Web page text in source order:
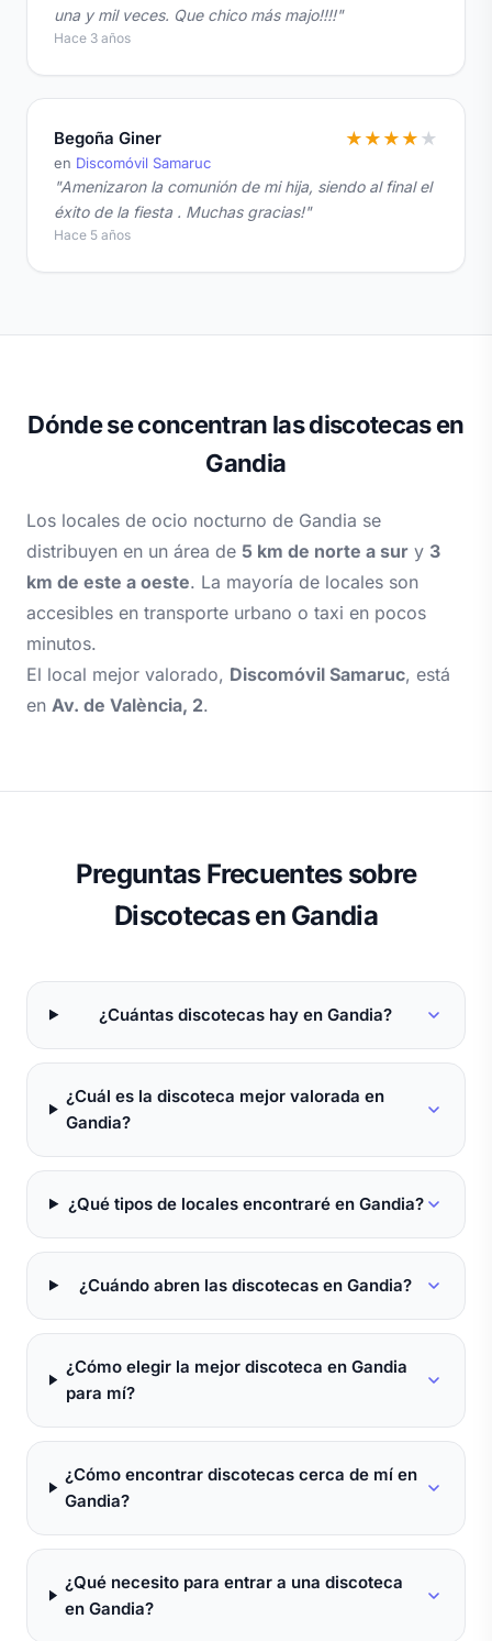
una y mil veces. Que chico más majo!!!!"
Hace 3 años
Begoña Giner
en Discomóvil Samaruc
★ ★ ★ ★ ★
"Amenizaron la comunión de mi hija, siendo al final el
éxito de la fiesta . Muchas gracias!"
Hace 5 años
Dónde se concentran las discotecas en
Gandia
Los locales de ocio nocturno de Gandia se
distribuyen en un área de 5 km de norte a sur y 3
km de este a oeste. La mayoría de locales son
accesibles en transporte urbano o taxi en pocos
minutos.
El local mejor valorado, Discomóvil Samaruc, está
en Av. de València, 2.
Preguntas Frecuentes sobre
Discotecas en Gandia
¿Cuántas discotecas hay en Gandia?
¿Cuál es la discoteca mejor valorada en
Gandia?
¿Qué tipos de locales encontraré en Gandia?
¿Cuándo abren las discotecas en Gandia?
¿Cómo elegir la mejor discoteca en Gandia
para mí?
¿Cómo encontrar discotecas cerca de mí en
Gandia?
¿Qué necesito para entrar a una discoteca
en Gandia?